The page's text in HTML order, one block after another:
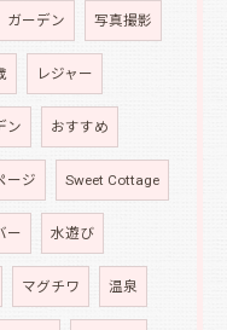
ガーデン 写真撮影
レジャー
ン おすすめ
ージ Sweet Cottage
ー 水遊び
マグチワ 温泉